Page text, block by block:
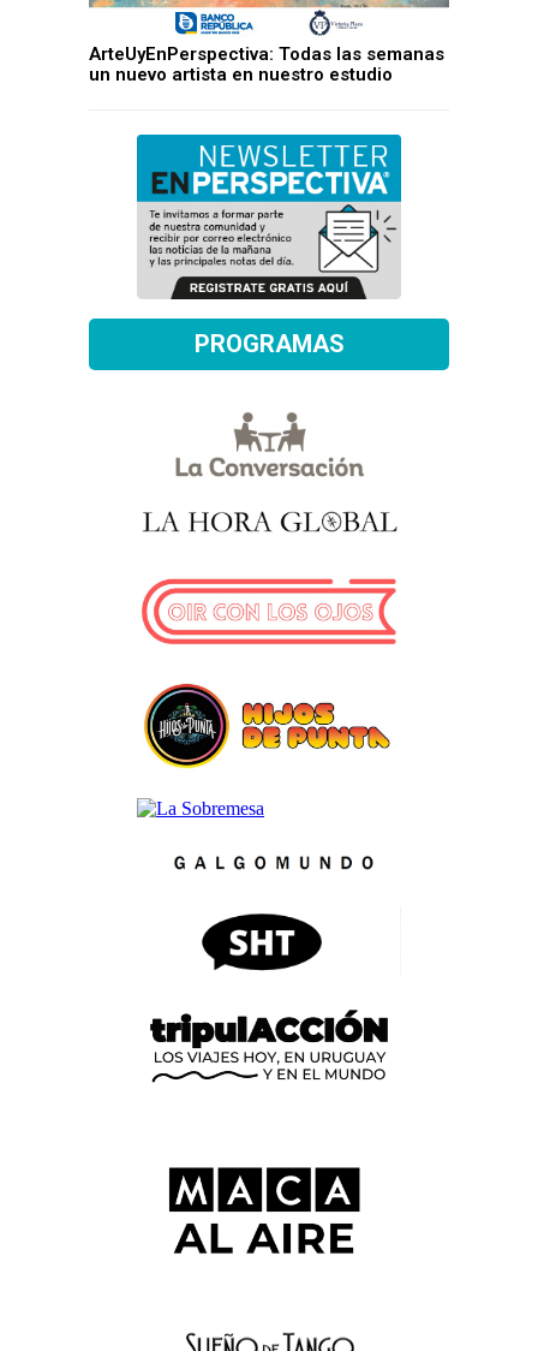
ArteUyEnPerspectiva: Todas las semanas
un nuevo artista en nuestro estudio
PROGRAMAS